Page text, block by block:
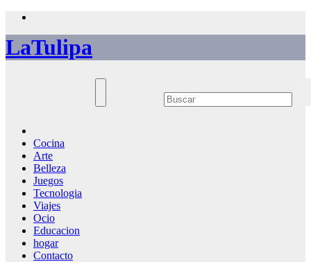
Saltar
contenido
LaTulipa
Cocina
Arte
Belleza
Juegos
Tecnologia
Viajes
Ocio
Educacion
hogar
Contacto